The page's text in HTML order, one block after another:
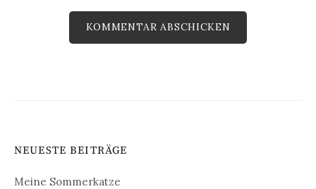
NEUESTE BEITRÄGE
Meine Sommerkatze